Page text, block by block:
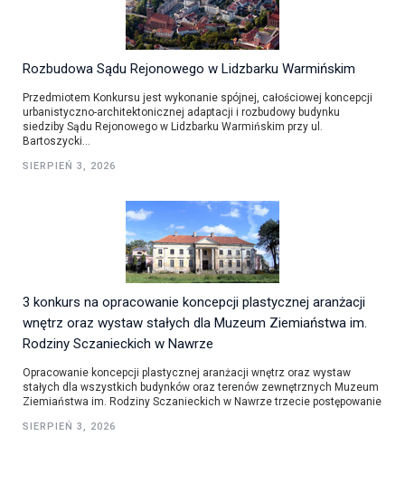
Rozbudowa Sądu Rejonowego w Lidzbarku Warmińskim
Przedmiotem Konkursu jest wykonanie spójnej, całościowej koncepcji
urbanistyczno-architektonicznej adaptacji i rozbudowy budynku
siedziby Sądu Rejonowego w Lidzbarku Warmińskim przy ul.
Bartoszycki...
SIERPIEŃ 3, 2026
3 konkurs na opracowanie koncepcji plastycznej aranżacji
wnętrz oraz wystaw stałych dla Muzeum Ziemiaństwa im.
Rodziny Sczanieckich w Nawrze
Opracowanie koncepcji plastycznej aranżacji wnętrz oraz wystaw
stałych dla wszystkich budynków oraz terenów zewnętrznych Muzeum
Ziemiaństwa im. Rodziny Sczanieckich w Nawrze trzecie postępowanie
SIERPIEŃ 3, 2026